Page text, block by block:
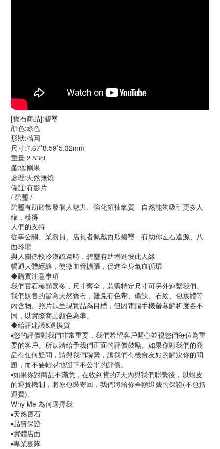
[寶石商品]:碧璽
顏色:綠色
形狀:橢圓
尺寸:7.67*8.59*5.32mm
重量:2.53ct
產地:剛果
處理:天然無燒
備註:有影片
/ 碧璽 /
碧璽有助於散發個人魅力、強化領袖氣質，自然能夠吸引更多人
緣，穫得
人們的支持
從事公關、業務員、店員者佩戴西瓜碧璽，有助你左右逢源、八
面玲瓏
與人關係較冷漠疏遠時，碧璽有助增進彼此人緣
暢通人體經絡，使微血管擴張，促進全身氣血循環
◆購買注意事項
我們寶石種類眾多，尺寸齊全，若需特定尺寸可另外連繫我們。
我們販售的皆為天然寶石，難免有色帶、礦缺、石紋、包裹體等
內含物。照片以呈現實品為目標，但因電腦手機螢幕解析度各不
同，以實際商品顏色為準。
◆給評建議&退換貨
▪️您的評價對我們非常重要，我們希望客戶開心並視您們每位為重
要的客戶。所以請給予我們正面的評價鼓勵。如果你對我們的商
品有任何疑問，請與我們聯繫，讓我們有機會友好的解決你的問
題，而不要輕易地留下不公平的評價。
▪️如果你對商品不滿意，在收到貨的7天內與我們聯繫後，以蝦皮
的退貨機制，將原包裝寄回，我們將給你全額退費的保證(不包括
運費)。
Why Me 為何選擇我
▪️天然寶石
▪️品質保證
▪️實體店面
▪️專業團隊